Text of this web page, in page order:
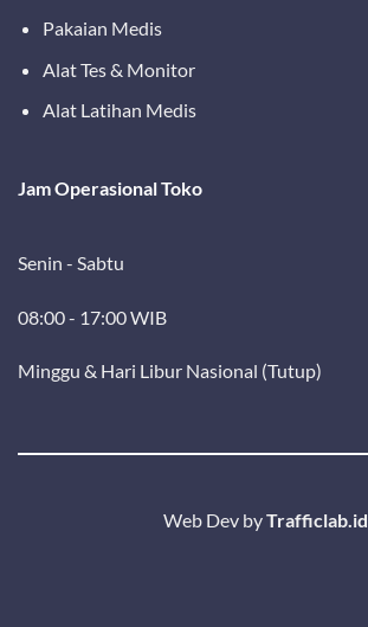
Pakaian Medis
Alat Tes & Monitor
Alat Latihan Medis
Jam Operasional Toko
Senin - Sabtu
08:00 - 17:00 WIB
Minggu & Hari Libur Nasional (Tutup)
Web Dev byTrafficlab.id